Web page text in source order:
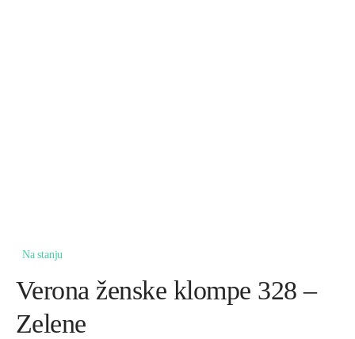
Na stanju
Verona ženske klompe 328 –
Zelene